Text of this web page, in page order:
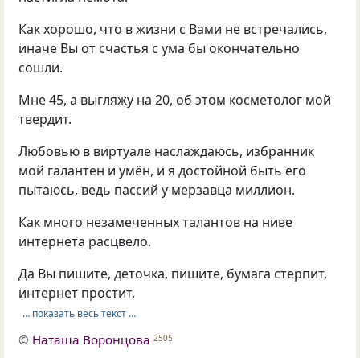
Как хорошо, что в жизни с Вами не встречались,
иначе Вы от счастья с ума бы окончательно
сошли.
Мне 45, а выгляжу на 20, об этом косметолог мой
твердит.
Любовью в виртуале наслаждаюсь, избранник
мой галантен и умён, и я достойной быть его
пытаюсь, ведь пассий у мерзавца миллион.
Как много незамеченных талантов на ниве
интернета расцвело.
Да Вы пишите, деточка, пишите, бумага стерпит,
интернет простит.
… показать весь текст …
© Наташа Воронцова 2505